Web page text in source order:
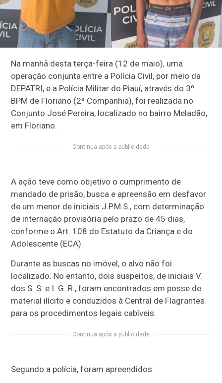
Na manhã desta terça-feira (12 de maio), uma
operação conjunta entre a Polícia Civil, por meio da
DEPATRI, e a Polícia Militar do Piauí, através do 3º
BPM de Floriano (2ª Companhia), foi realizada no
Conjunto José Pereira, localizado no bairro Meladão,
em Floriano.
Continua após a publicidade
A ação teve como objetivo o cumprimento de
mandado de prisão, busca e apreensão em desfavor
de um menor de iniciais J.P.M.S., com determinação
de internação provisória pelo prazo de 45 dias,
conforme o Art. 108 do Estatuto da Criança e do
Adolescente (ECA).
Durante as buscas no imóvel, o alvo não foi
localizado. No entanto, dois suspeitos, de iniciais V.
dos S. S. e I. G. R., foram encontrados em posse de
material ilícito e conduzidos à Central de Flagrantes
para os procedimentos legais cabíveis.
Continua após a publicidade
Segundo a polícia, foram apreendidos: